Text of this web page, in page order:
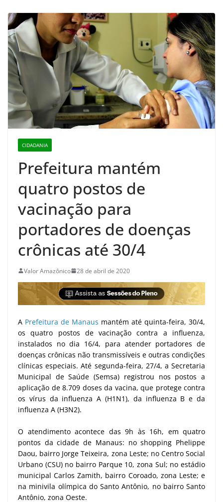
CIDADANIA
Prefeitura mantém
quatro postos de
vacinação para
portadores de doenças
crônicas até 30/4
Valor Amazônico 28 de abril de 2020
A Prefeitura de Manaus mantém até quinta-feira, 30/4,
os quatro postos de vacinação contra a influenza,
instalados no dia 16/4, para atender portadores de
doenças crônicas não transmissíveis e outras condições
clínicas especiais. Até segunda-feira, 27/4, a Secretaria
Municipal de Saúde (Semsa) registrou nos postos a
aplicação de 8.709 doses da vacina, que protege contra
os vírus da influenza A (H1N1), da influenza B e da
influenza A (H3N2).
O atendimento acontece das 9h às 16h, em quatro
pontos da cidade de Manaus: no shopping Phelippe
Daou, bairro Jorge Teixeira, zona Leste; no Centro Social
Urbano (CSU) no bairro Parque 10, zona Sul; no estádio
municipal Carlos Zamith, bairro Coroado, zona Leste; e
na minivila olímpica do Santo Antônio, no bairro Santo
Antônio, zona Oeste.